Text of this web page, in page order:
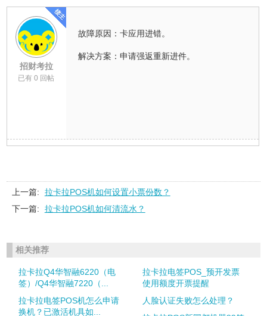
招财考拉
已有 0 回帖
故障原因：卡应用进错。
解决方案：申请强返重新进件。
上一篇:
拉卡拉POS机如何设置小票份数？
下一篇:
拉卡拉POS机如何清流水？
相关推荐
拉卡拉Q4华智融6220（电
签）/Q4华智融7220（...
拉卡拉电签POS_预开发票
使用额度开票提醒
拉卡拉电签POS机怎么申请
换机？已激活机具如...
人脸认证失败怎么处理？